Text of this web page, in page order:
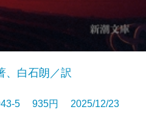
、白石朗／訳
5 935円 2025/12/23